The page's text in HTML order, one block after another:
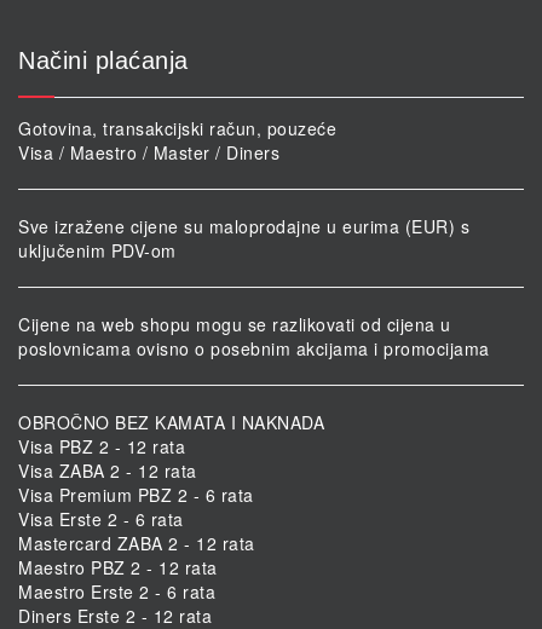
Načini plaćanja
Gotovina, transakcijski račun, pouzeće
Visa / Maestro / Master / Diners
Sve izražene cijene su maloprodajne u eurima (EUR) s
uključenim PDV-om
Cijene na web shopu mogu se razlikovati od cijena u
poslovnicama ovisno o posebnim akcijama i promocijama
OBROČNO BEZ KAMATA I NAKNADA
Visa PBZ 2 - 12 rata
Visa ZABA 2 - 12 rata
Visa Premium PBZ 2 - 6 rata
Visa Erste 2 - 6 rata
Mastercard ZABA 2 - 12 rata
Maestro PBZ 2 - 12 rata
Maestro Erste 2 - 6 rata
Diners Erste 2 - 12 rata